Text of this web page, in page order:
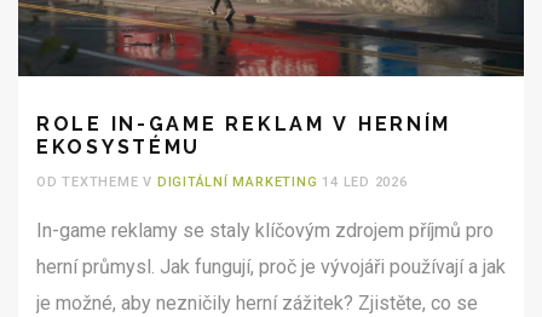
ROLE IN-GAME REKLAM V HERNÍM
EKOSYSTÉMU
OD TEXTHEME V DIGITÁLNÍ MARKETING 14 LED 2026
In-game reklamy se staly klíčovým zdrojem příjmů pro
herní průmysl. Jak fungují, proč je vývojáři používají a jak
je možné, aby nezničily herní zážitek? Zjistěte, co se